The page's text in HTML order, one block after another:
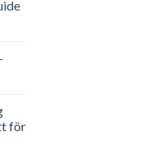
för